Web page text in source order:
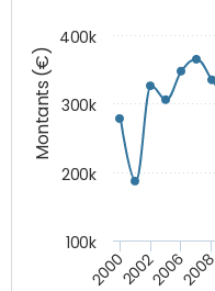
Montants (€)
2000200220062008
100k
200k
300k
400k